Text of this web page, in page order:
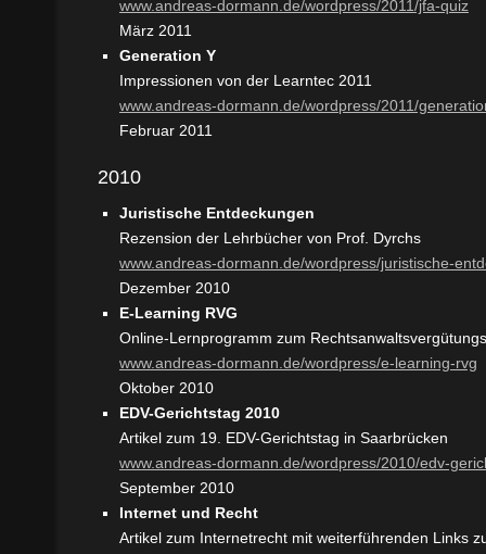
www.andreas-dormann.de/wordpress/2011/jfa-quiz
März 2011
Generation Y
Impressionen von der Learntec 2011
www.andreas-dormann.de/wordpress/2011/
Februar 2011
2010
Juristische Entdeckungen
Rezension der Lehrbücher von Prof. Dyrchs
www.andreas-dormann.de/wordpress/juristische-
Dezember 2010
E-Learning RVG
Online-Lernprogramm zum
www.andreas-dormann.de/wordpress/e-learning-rvg
Oktober 2010
EDV-Gerichtstag 2010
Artikel zum 19. EDV-Gerichtstag in Saarbrücken
www.andreas-dormann.de/wordpress/2010/edv-
September 2010
Internet und Recht
Artikel zum Internetrecht mit weiterführenden Links